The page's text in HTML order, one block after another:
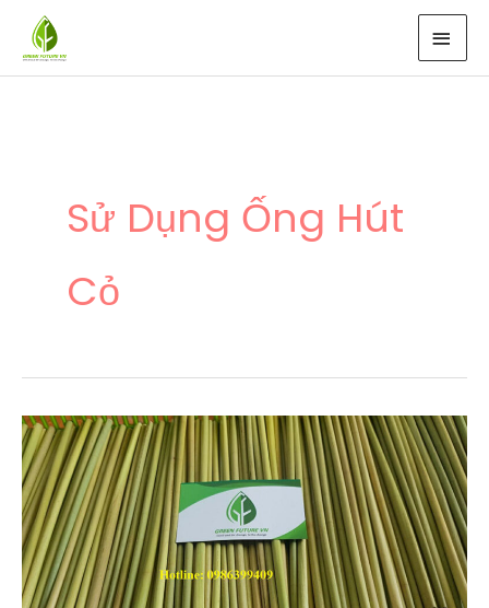
Sử Dụng Ống Hút
Cỏ
Ống
Hút
Cỏ
Xuất
Khẩu:
Nguồn
cảm